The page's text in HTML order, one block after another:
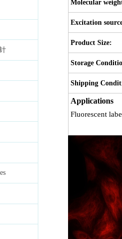
Molecular
Excitation
Product Size:
Storage
Shipping
Applications
Fluorescent